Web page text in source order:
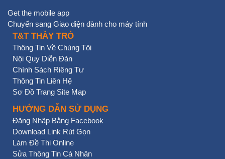
Get the mobile app
Chuyển sang Giao diện dành cho máy tính
T&T THẦY TRÒ
Thông Tin Về Chúng Tôi
Nội Quy Diễn Đàn
Chính Sách Riêng Tư
Thông Tin Liên Hệ
Sơ Đồ Trang Site Map
HƯỚNG DẪN SỬ DỤNG
Đăng Nhập Bằng Facebook
Download Link Rút Gọn
Làm Đề Thi Online
Sửa Thông Tin Cá Nhân